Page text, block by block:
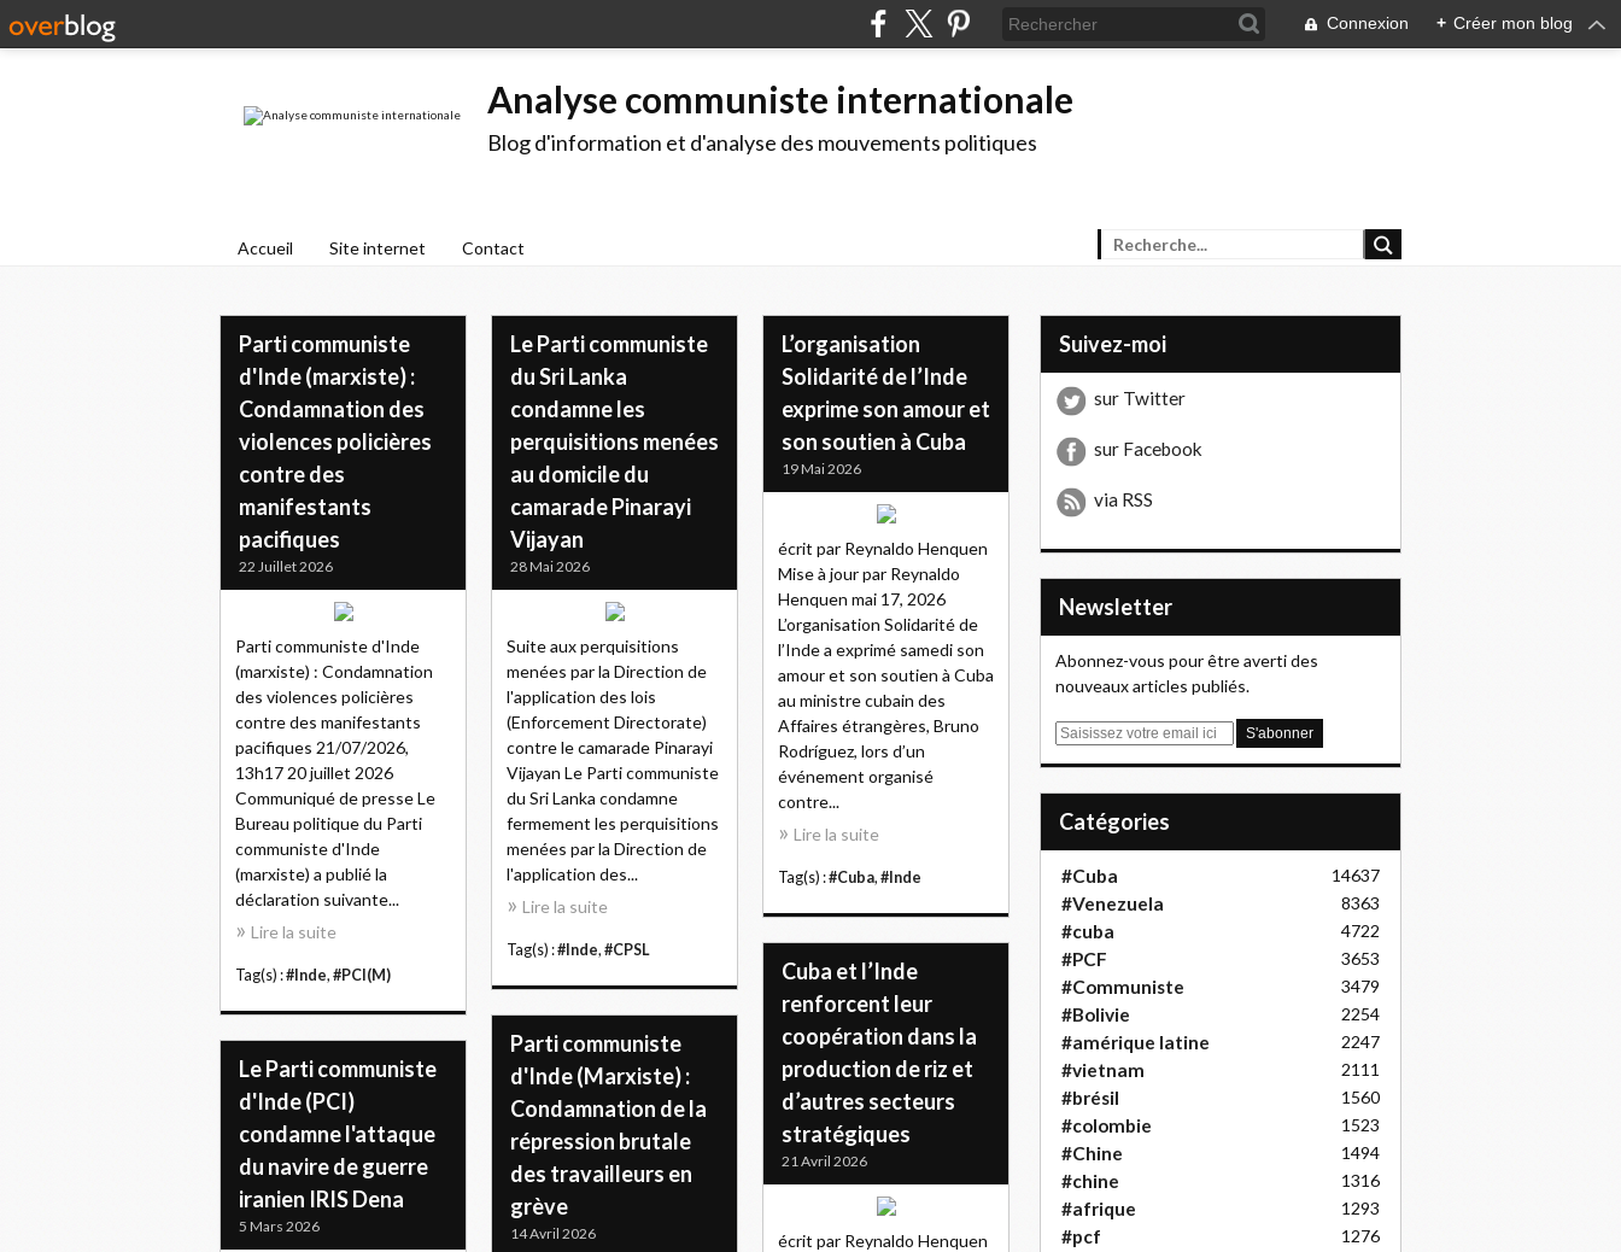
Connexion + Créer mon blog
Analyse communiste internationale
Blog d'information et d'analyse des mouvements politiques
Accueil Site internet Contact
Parti communiste
d'Inde (marxiste) :
Condamnation des
violences policières
contre des
manifestants
pacifiques
22 Juillet 2026
Parti communiste d'Inde
(marxiste) : Condamnation
des violences policières
contre des manifestants
pacifiques 21/07/2026,
13h17 20 juillet 2026
Communiqué de presse Le
Bureau politique du Parti
communiste d'Inde
(marxiste) a publié la
déclaration suivante...
Lire la suite
Tag(s) :#Inde, #PCI(M)
Le Parti communiste
du Sri Lanka
condamne les
perquisitions menées
au domicile du
camarade Pinarayi
Vijayan
28 Mai 2026
Suite aux perquisitions
menées par la Direction de
l'application des lois
(Enforcement Directorate)
contre le camarade Pinarayi
Vijayan Le Parti communiste
du Sri Lanka condamne
fermement les perquisitions
menées par la Direction de
l'application des...
Lire la suite
Tag(s) :#Inde, #CPSL
L’organisation
Solidarité de l’Inde
exprime son amour et
son soutien à Cuba
19 Mai 2026
écrit par Reynaldo Henquen
Mise à jour par Reynaldo
Henquen mai 17, 2026
L’organisation Solidarité de
l’Inde a exprimé samedi son
amour et son soutien à Cuba
au ministre cubain des
Affaires étrangères, Bruno
Rodríguez, lors d’un
événement organisé
contre...
Lire la suite
Tag(s) :#Cuba, #Inde
Cuba et l’Inde
renforcent leur
coopération dans la
production de riz et
d’autres secteurs
stratégiques
21 Avril 2026
écrit par Reynaldo Henquen
Parti communiste
d'Inde (Marxiste) :
Condamnation de la
répression brutale
des travailleurs en
grève
14 Avril 2026
Le Parti communiste
d'Inde (PCI)
condamne l'attaque
du navire de guerre
iranien IRIS Dena
5 Mars 2026
Suivez-moi
sur Twitter
sur Facebook
via RSS
Newsletter
Abonnez-vous pour être averti des
nouveaux articles publiés.
E
Catégories
#Cuba 14637
#Venezuela 8363
#cuba 4722
#PCF 3653
#Communiste 3479
#Bolivie 2254
#amérique latine 2247
#vietnam 2111
#brésil 1560
#colombie 1523
#Chine 1494
#chine 1316
#afrique 1293
#pcf 1276